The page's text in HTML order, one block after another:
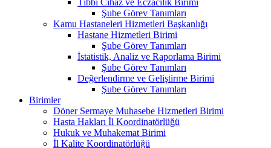
Şube Görev Tanımları
Kamu Hastaneleri Hizmetleri Başkanlığı
Hastane Hizmetleri Birimi
Şube Görev Tanımları
İstatistik, Analiz ve Raporlama Birimi
Şube Görev Tanımları
Değerlendirme ve Geliştirme Birimi
Şube Görev Tanımları
Birimler
Döner Sermaye Muhasebe Hizmetleri Birimi
Hasta Hakları İl Koordinatörlüğü
Hukuk ve Muhakemat Birimi
İl Kalite Koordinatörlüğü